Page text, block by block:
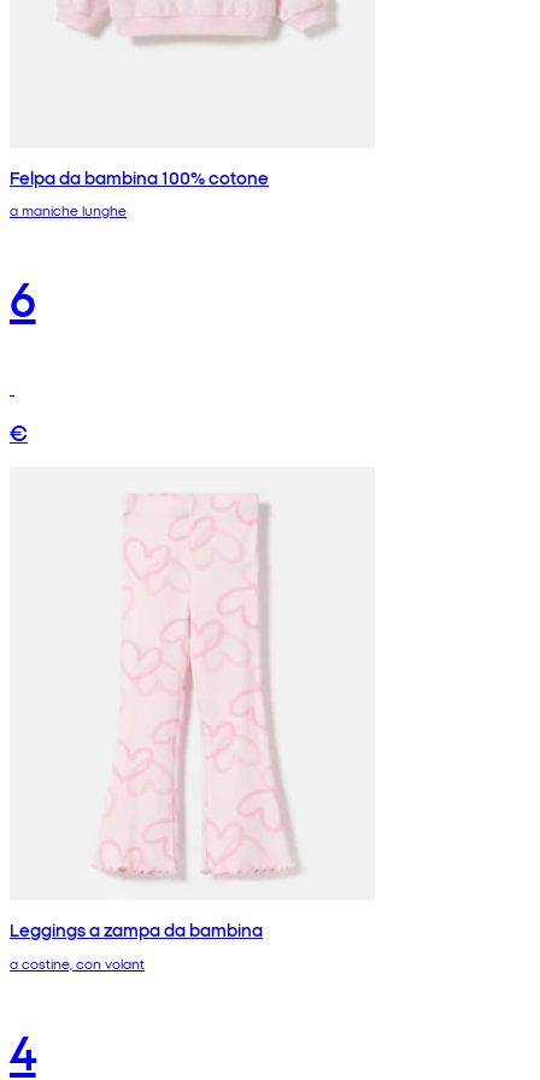
Felpa da bambina 100% cotone
a maniche lunghe
6
€
Leggings a zampa da bambina
a costine, con volant
4